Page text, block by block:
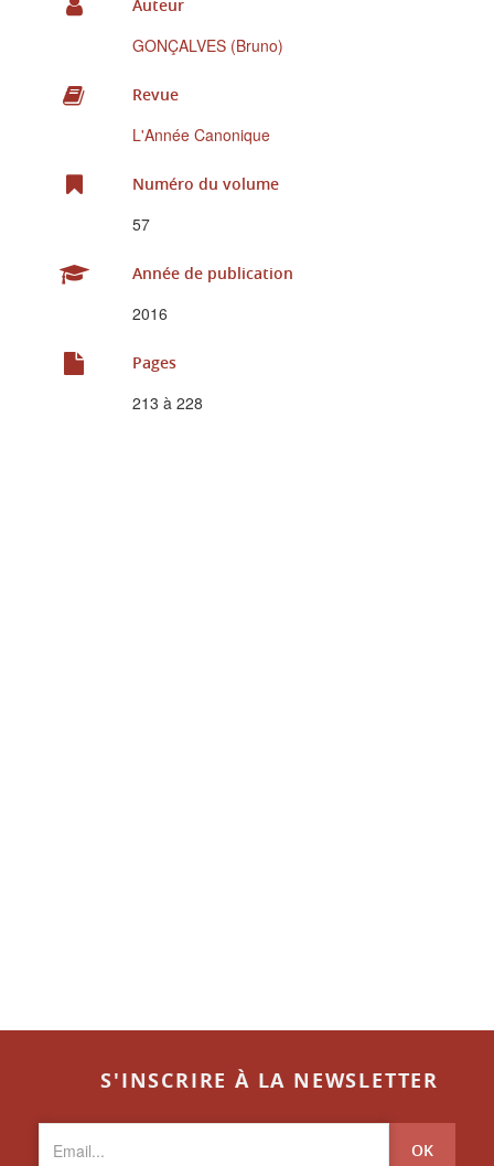
Auteur
GONÇALVES (Bruno)
Revue
L'Année Canonique
Numéro du volume
57
Année de publication
2016
Pages
213 à 228
S'INSCRIRE À LA NEWSLETTER
OK